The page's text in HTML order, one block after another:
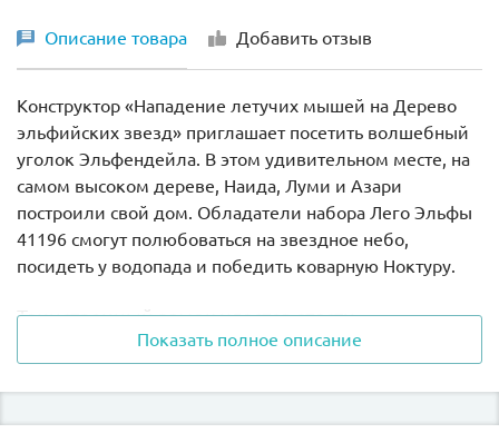
Описание товара Добавить отзыв
Конструктор «Нападение летучих мышей на Дерево
эльфийских звезд» приглашает посетить волшебный
уголок Эльфендейла. В этом удивительном месте, на
самом высоком дереве, Наида, Луми и Азари
построили свой дом. Обладатели набора Лего Эльфы
41196 смогут полюбоваться на звездное небо,
посидеть у водопада и победить коварную Ноктуру.
Таинственный замок удастся спасти
Эльфийский замок с фонарями, яркими крышами,
кристаллами, резными элементами смотрится как
волшебный многоэтажный дом. Внизу, за толстым
Показать полное описание